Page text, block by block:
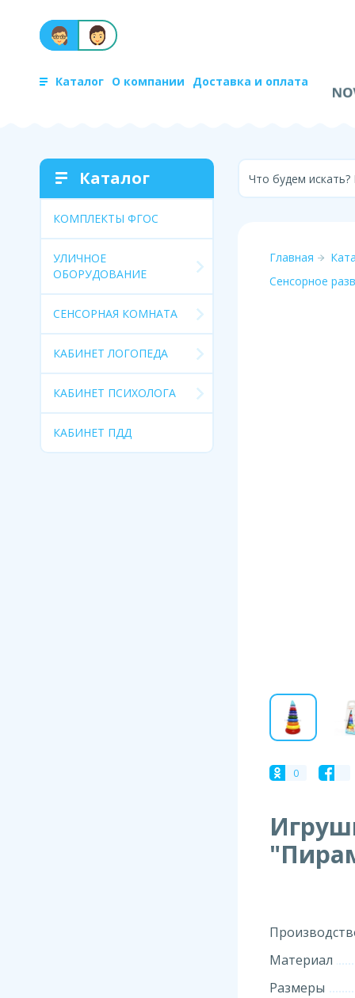
Каталог О компании Доставка и оплата
Каталог
КОМПЛЕКТЫ ФГОС
УЛИЧНОЕ
ОБОРУДОВАНИЕ
СЕНСОРНАЯ КОМНАТА
КАБИНЕТ ЛОГОПЕДА
КАБИНЕТ ПСИХОЛОГА
КАБИНЕТ ПДД
Что будем
Главная
Сенсорное
0
Материал
Размеры